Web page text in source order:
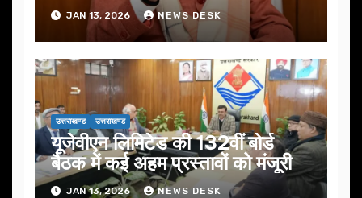
JAN 13, 2026 NEWS DESK
उत्तराखण्ड उत्तराखण्ड
यूजेवीएन लिमिटेड की 132वीं बोर्ड
बैठक में कई अहम प्रस्तावों को मंजूरी
JAN 13, 2026 NEWS DESK